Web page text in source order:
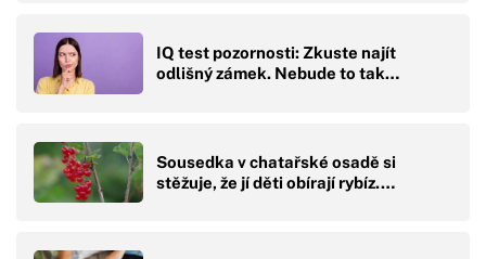
IQ test pozornosti: Zkuste najít
odlišný zámek. Nebude to tak…
Sousedka v chatařské osadě si
stěžuje, že jí děti obírají rybíz.…